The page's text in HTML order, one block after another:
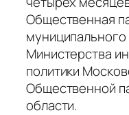
Общественная
Министерства
политики
Общественной
области.